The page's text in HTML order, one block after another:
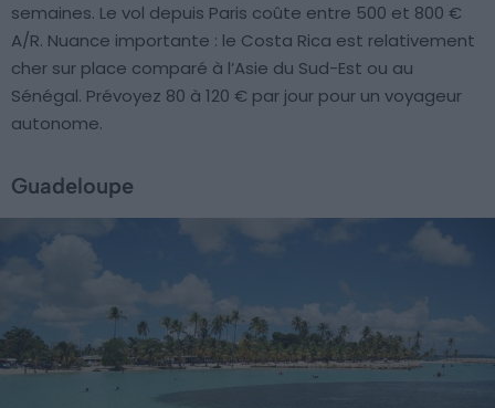
semaines. Le vol depuis Paris coûte entre 500 et 800 €
A/R. Nuance importante : le Costa Rica est relativement
cher sur place comparé à l’Asie du Sud-Est ou au
Sénégal. Prévoyez 80 à 120 € par jour pour un voyageur
autonome.
Guadeloupe